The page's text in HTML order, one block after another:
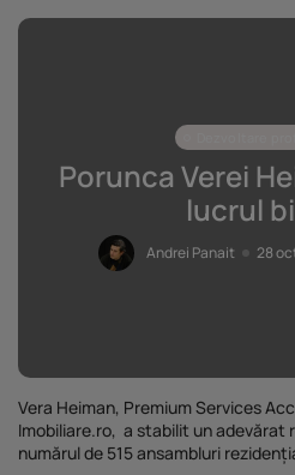
Porunca Verei
lucrul
Andrei Panait 28
Vera Heiman, Premium Services
Imobiliare.ro, a stabilit unadevărat
numărulde 515ansambluri